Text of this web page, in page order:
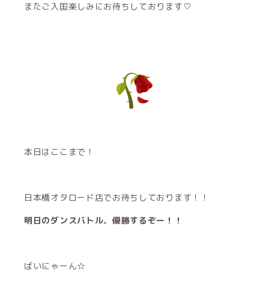
またご入国楽しみにお待ちしております♡
本日はここまで！
日本橋オタロード店でお待ちしております！！
明日のダンスバトル、優勝するぞー！！
ばいにゃーん☆